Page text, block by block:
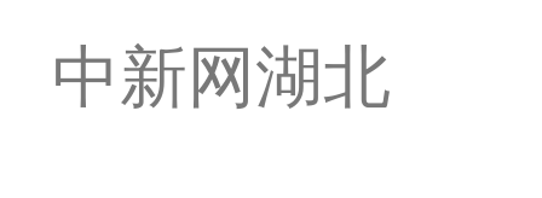
中新网湖北